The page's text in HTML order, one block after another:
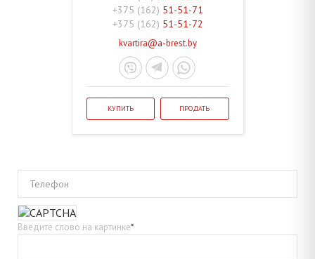
+375 (162) 51-51-71
+375 (162) 51-51-72
kvartira@a-brest.by
КУПИТЬ ПРОДАТЬ
Телефон
Введите слово на картинке*